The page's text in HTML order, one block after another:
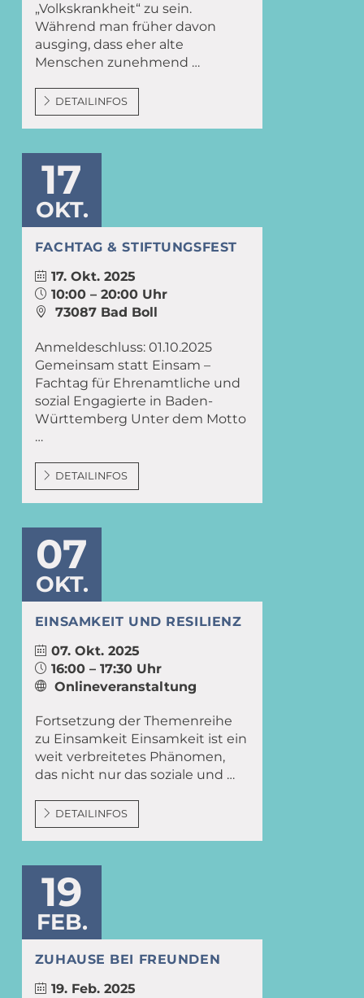
„Volkskrankheit“ zu sein.
Während man früher davon
ausging, dass eher alte
Menschen zunehmend …
DETAILINFOS
17
OKT.
FACHTAG & STIFTUNGSFEST
17. Okt. 2025
10:00 – 20:00 Uhr
73087 Bad Boll
Anmeldeschluss: 01.10.2025
Gemeinsam statt Einsam –
Fachtag für Ehrenamtliche und
sozial Engagierte in Baden-
Württemberg Unter dem Motto
…
DETAILINFOS
07
OKT.
EINSAMKEIT UND RESILIENZ
07. Okt. 2025
16:00 – 17:30 Uhr
Onlineveranstaltung
Fortsetzung der Themenreihe
zu Einsamkeit Einsamkeit ist ein
weit verbreitetes Phänomen,
das nicht nur das soziale und …
DETAILINFOS
19
FEB.
ZUHAUSE BEI FREUNDEN
19. Feb. 2025